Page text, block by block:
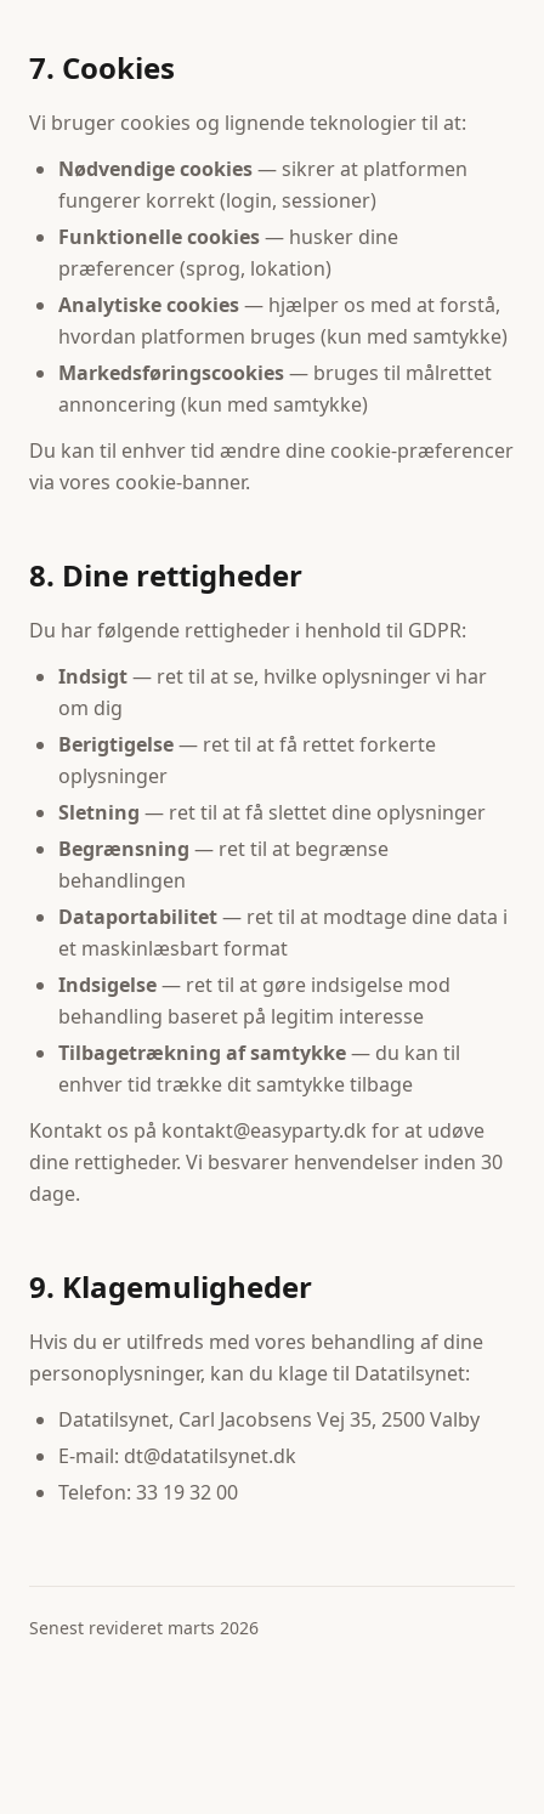
7. Cookies
Vi bruger cookies og lignende teknologier til at:
Nødvendige cookies— sikrer at platformen
fungerer korrekt (login, sessioner)
Funktionelle cookies— husker dine
præferencer (sprog, lokation)
Analytiske cookies— hjælper os med at forstå,
hvordan platformen bruges (kun med samtykke)
Markedsføringscookies— bruges til målrettet
annoncering (kun med samtykke)
Du kan til enhver tid ændre dine cookie-præferencer
via vores cookie-banner.
8. Dine rettigheder
Du har følgende rettigheder i henhold til GDPR:
Indsigt— ret til at se, hvilke oplysninger vi har
om dig
Berigtigelse— ret til at få rettet forkerte
oplysninger
Sletning — ret til at få slettet dine oplysninger
Begrænsning — ret til at begrænse
behandlingen
Dataportabilitet— ret til at modtage dine data i
et maskinlæsbart format
Indsigelse— ret til at gøre indsigelse mod
behandling baseret på legitim interesse
Tilbagetrækning af samtykke— du kan til
enhver tid trække dit samtykke tilbage
Kontakt os på kontakt@easyparty.dk for at udøve
dine rettigheder. Vi besvarer henvendelser inden 30
dage.
9. Klagemuligheder
Hvis du er utilfreds med vores behandling af dine
personoplysninger, kan du klage til Datatilsynet:
Datatilsynet, Carl Jacobsens Vej 35, 2500 Valby
E-mail: dt@datatilsynet.dk
Telefon: 33 19 32 00
Senest revideret marts 2026